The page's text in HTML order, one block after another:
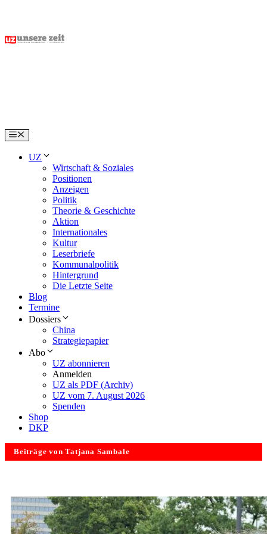
content
Menu
UZ
Wirtschaft & Soziales
Positionen
Anzeigen
Politik
Theorie & Geschichte
Aktion
Internationales
Kultur
Leserbriefe
Kommunalpolitik
Hintergrund
Die Letzte Seite
Blog
Termine
Dossiers
China
Strategiepapier
Abo
UZ abonnieren
Anmelden
UZ als PDF (Archiv)
UZ vom 7. August 2026
Spenden
Shop
DKP
Beiträge von Tatjana Sambale